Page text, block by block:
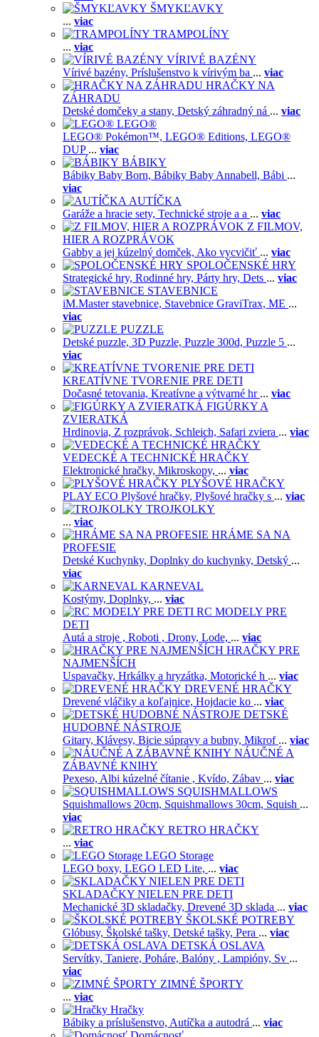
ŠMYKĽAVKY
... viac
TRAMPOLÍNY
... viac
VÍRIVÉ BAZÉNY
Vírivé bazény, Príslušenstvo k vírivým ba ... viac
HRAČKY NA
ZÁHRADU
Detské domčeky a stany, Detský záhradný ná ... viac
LEGO®
LEGO® Pokémon™, LEGO® Editions, LEGO®
DUP ... viac
BÁBIKY
Bábiky Baby Born, Bábiky Baby Annabell, Bábi ...
viac
AUTÍČKA
Garáže a hracie sety, Technické stroje a a ... viac
Z FILMOV,
HIER A ROZPRÁVOK
Gabby a jej kúzelný domček, Ako vycvičiť ... viac
SPOLOČENSKÉ HRY
Strategické hry, Rodinné hry, Párty hry, Dets ... viac
STAVEBNICE
iM.Master stavebnice, Stavebnice GraviTrax, ME ...
viac
PUZZLE
Detské puzzle, 3D Puzzle, Puzzle 300d, Puzzle 5 ...
viac
KREATÍVNE TVORENIE PRE DETI
Dočasné tetovania, Kreatívne a výtvarné hr ... viac
FIGÚRKY A
ZVIERATKÁ
Hrdinovia, Z rozprávok, Schleich, Safari zviera ... viac
VEDECKÉ A TECHNICKÉ HRAČKY
Elektronické hračky, Mikroskopy, ... viac
PLYŠOVÉ HRAČKY
PLAY ECO Plyšové hračky, Plyšové hračky s ... viac
TROJKOLKY
... viac
HRÁME SA NA
PROFESIE
Detské Kuchynky, Doplnky do kuchynky, Detský ...
viac
KARNEVAL
Kostýmy, Doplnky, ... viac
RC MODELY PRE
DETI
Autá a stroje , Roboti , Drony, Lode, ... viac
HRAČKY PRE
NAJMENŠÍCH
Uspavačky, Hrkálky a hryzátka, Motorické h ... viac
DREVENÉ HRAČKY
Drevené vláčiky a koľajnice, Hojdacie ko ... viac
DETSKÉ
HUDOBNÉ NÁSTROJE
Gitary, Klávesy, Bicie súpravy a bubny, Mikrof ... viac
NÁUČNÉ A
ZÁBAVNÉ KNIHY
Pexeso, Albi kúzelné čítanie , Kvído, Zábav ... viac
SQUISHMALLOWS
Squishmallows 20cm, Squishmallows 30cm, Squish ...
viac
RETRO HRAČKY
... viac
LEGO Storage
LEGO boxy, LEGO LED Lite, ... viac
SKLADAČKY NIELEN PRE DETI
Mechanické 3D skladačky, Drevené 3D sklada ... viac
ŠKOLSKÉ POTREBY
Glóbusy, Školské tašky, Detské tašky, Pera ... viac
DETSKÁ OSLAVA
Servítky, Taniere, Poháre, Balóny , Lampióny, Sv ...
viac
ZIMNÉ ŠPORTY
... viac
Hračky
Bábiky a príslušenstvo, Autíčka a autodrá ... viac